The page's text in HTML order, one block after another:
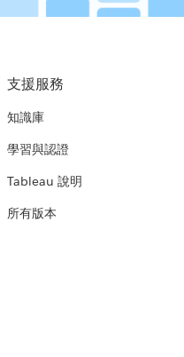
支援服務
知識庫
學習與認證
Tableau 說明
所有版本